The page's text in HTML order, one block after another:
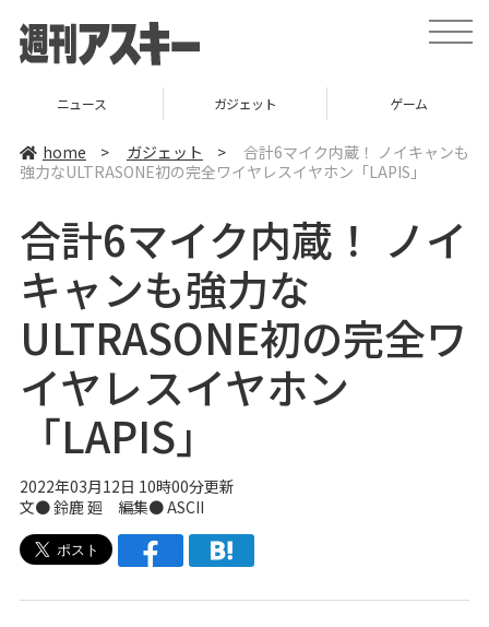
t
o
v
i
o
ニュース ガジェット ゲーム
home > ガジェット >
合計6マイク内蔵！ ノイキャンも
強力なULTRASONE初の完全ワイヤレスイヤホン「LAPIS」
合計6マイク内蔵！ ノイ
キャンも強力な
ULTRASONE初の完全ワ
イヤレスイヤホン
「LAPIS」
2022年03月12日 10時00分更新
文● 鈴鹿 廻 編集● ASCII